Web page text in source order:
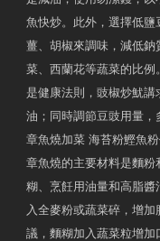
魚快炒。此外，選擇低鹽
薑、胡椒來調味，減低
菜、西蘭花等蔬菜的比
是健康法則，豉椒炒魷
油；同時調節豆豉用量，
章魚燒加菜 海苔粉鰹魚
章魚燒的主要材料是麵
糊、烹飪用油量和高脂
入全麥粉或蔬菜碎，增
議，麵糊加入蔬菜粒增